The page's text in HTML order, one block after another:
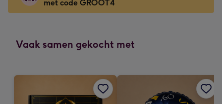
x
-
x
mm
met code GROOT4
Vaak samen gekocht met